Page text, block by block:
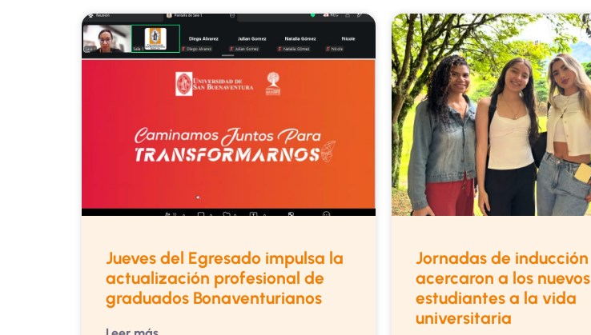
Jueves del Egresado impulsa la
actualización profesional de
graduados Bonaventurianos
Jornadas de inducción
acercaron a los nuevos
estudiantes a la vida
universitaria